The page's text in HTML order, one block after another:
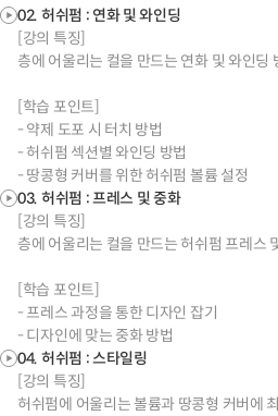
02. 허쉬펌 : 연화 및 와인딩
[강의 특징]
층에 어울리는 컬을 만드는 연화 및 와인딩
[학습 포인트]
- 약제 도포 시 터치 방법
- 허쉬펌 섹션별 와인딩 방법
- 땅콩형 커버를 위한 허쉬펌 볼륨 설정
03. 허쉬펌 : 프레스 및 중화
[강의 특징]
층에 어울리는 컬을 만드는 허쉬펌 프레스
[학습 포인트]
- 프레스 과정을 통한 디자인 잡기
- 디자인에 맞는 중화 방법
04. 허쉬펌 : 스타일링
[강의 특징]
허쉬펌에 어울리는 볼륨과 땅콩형 커버에